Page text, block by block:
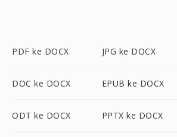
PDF ke DOCX JPG ke DOCX
DOC ke DOCX EPUB ke DOCX
ODT ke DOCX PPTX ke DOCX